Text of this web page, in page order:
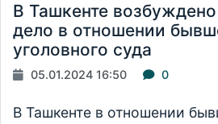
В Ташкенте
дело в отношении
уголовного суда
05.01.2024 16:50 0
В Ташкенте в отношении